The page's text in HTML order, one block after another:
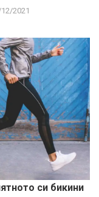
2021
си бикини